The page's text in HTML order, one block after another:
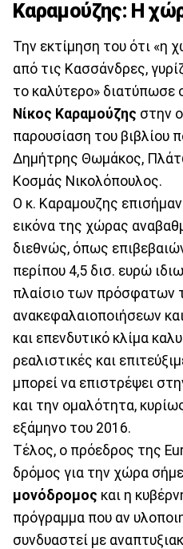
Καραμούζης: Η
Την εκτίμηση του ότι «η
από τις Κασσάνδρες,
το καλύτερο» διατύπωσε
Νίκος Καραμούζης στην
παρουσίαση του βιβλίου
Δημήτρης Θωμάκος,
Κοσμάς Νικολόπουλος.
Ο κ. Καραμουζης
εικόνα της χώρας
διεθνώς, όπως
περίπου 4,5 δισ. ευρώ
πλαίσιο των πρόσφατων
ανακεφαλαιοποιήσεων
και επενδυτικό κλίμα
ρεαλιστικές και
μπορεί να επιστρέψει
και την ομαλότητα,
εξάμηνο του 2016.
Τέλος, ο πρόεδρος της
δρόμος για την χώρα
μονόδρομος και η
πρόγραμμα που αν
συνδυαστεί με